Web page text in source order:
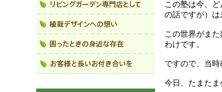
この塾は今、
の話ですが）
この世界がま
わけです。
ですので、当
今日、たまた